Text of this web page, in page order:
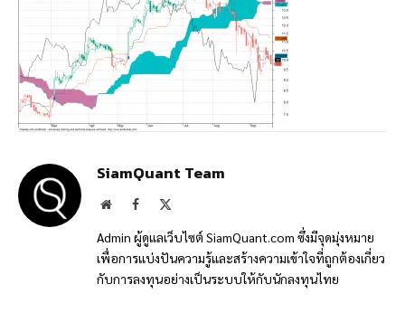
SiamQuant Team
WebsiteFacebook
Admin ผู้ดูแลเว็บไซต์ SiamQuant.com ซึ่งมีจุดมุ่งหมาย
เพื่อการแบ่งปันความรู้และสร้างความเข้าใจที่ถูกต้องเกี่ยว
กับการลงทุนอย่างเป็นระบบให้กับนักลงทุนไทย